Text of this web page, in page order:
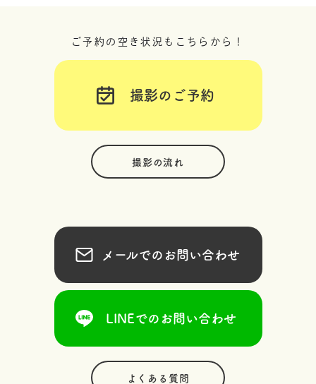
ご予約の空き状況もこちらから！
撮影のご予約
撮影の流れ
メールでのお問い合わせ
LINEでのお問い合わせ
よくある質問